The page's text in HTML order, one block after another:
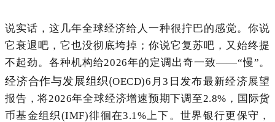
说实话，这几年全球经济给人一种很拧巴的感觉。你说
它衰退吧，它也没彻底垮掉；你说它复苏吧，又始终提
不起劲。各种机构给2026年的定调出奇一致——“慢”。
经济合作与发展组织(OECD)6月3日发布最新经济展望
报告，将2026年全球经济增速预期下调至2.8%，国际货
币基金组织(IMF)徘徊在3.1%上下。世界银行更保守，